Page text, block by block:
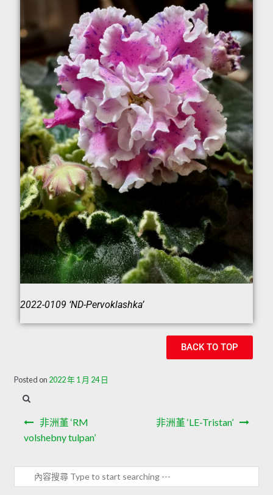
2022-0109 ‘ND-Pervoklashka’
BACK TO TOP
Posted on 2022 年 1 月 24 日
非洲堇 ‘RM
volshebny tulpan’
非洲堇 ‘LE-Tristan’